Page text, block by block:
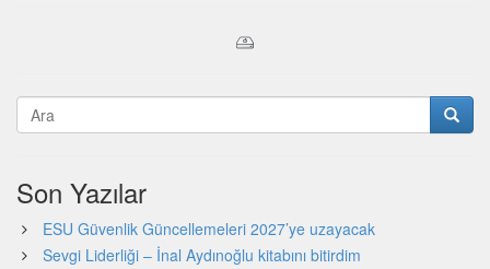
Son Yazılar
ESU Güvenlik Güncellemeleri 2027’ye uzayacak
Sevgi Liderliği – İnal Aydınoğlu kitabını bitirdim